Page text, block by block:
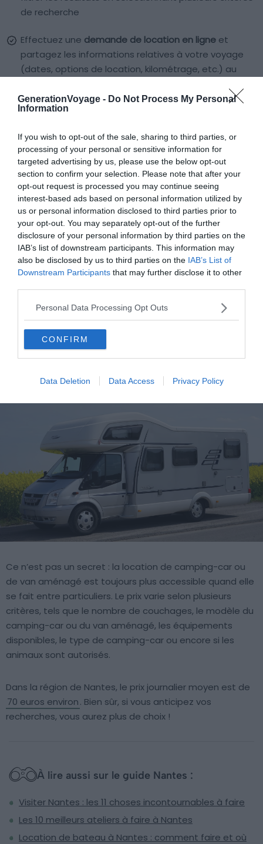
GenerationVoyage - Do Not Process My Personal
Information
If you wish to opt-out of the sale, sharing to third parties, or
processing of your personal or sensitive information for
targeted advertising by us, please use the below opt-out
section to confirm your selection. Please note that after your
opt-out request is processed you may continue seeing
interest-based ads based on personal information utilized by
us or personal information disclosed to third parties prior to
your opt-out. You may separately opt-out of the further
disclosure of your personal information by third parties on the
IAB’s list of downstream participants. This information may
also be disclosed by us to third parties on the IAB’s List of
Downstream Participants that may further disclose it to other
Personal Data Processing Opt Outs
CONFIRM
Data Deletion Data Access Privacy Policy
de recherche
Effectuez une demande de location en ligne et
partagez les informations relatives à votre voyage
(dates, options de location, kilométrage, etc.) au
Si votre demande est acceptée, vous aurez après
pour mettre en place unepremière rencontre.
Le jour du départ, présentez votre permis de conduire
et versez lacaution.
L’état des lieuxest effectué et un contrat de
location est signé entre les deux parties. Au retour,
après avoir effectué un voyage inoubliable, signez
l’état des lieux de retour et le tour est joué !
Quel est le prix d’une location de
camping-car ou van dans la région de
Nantes ?
Ce n’est pas un secret : la location de camping-car ou
de van aménagé est toujours plus accessible quand elle
se fait entre particuliers. Le prix varie selon plusieurs
critères, tels que le nombre de couchages, le modèle du
camping-car ou du van aménagé, les équipements
disponibles, le type de camping-car ou encore si les
animaux sont autorisés.
Dans la région de Nantes, le prix journalier moyen est de
70 euros environ. Bien sûr, si vous anticipez vos
recherches, vous aurez plus de choix !
À lire aussi sur le guide Nantes :
Visiter Nantes : les 11 choses incontournables à faire
Les 10 meilleurs ateliers à faire à Nantes
Location de bateau à Nantes : comment faire et où